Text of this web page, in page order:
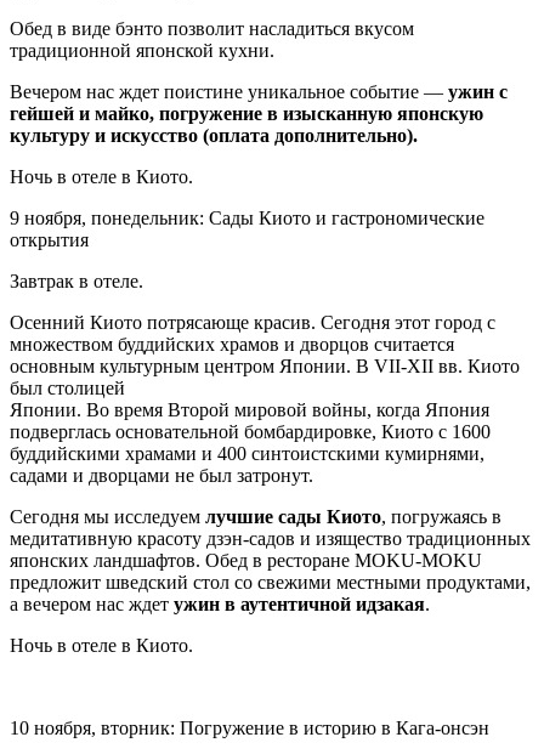
Обед в виде бэнто позволит насладиться вкусом
традиционной японской кухни.
Вечером нас ждет поистине уникальное событие — ужин с
гейшей и майко, погружение в изысканную японскую
культуру и искусство (оплата дополнительно).
Ночь в отеле в Киото.
9 ноября, понедельник: Сады Киото и гастрономические
открытия
Завтрак в отеле.
Осенний Киото потрясающе красив. Сегодня этот город с
множеством буддийских храмов и дворцов считается
основным культурным центром Японии. В VII-XII вв. Киото
был столицей
Японии. Во время Второй мировой войны, когда Япония
подверглась основательной бомбардировке, Киото с 1600
буддийскими храмами и 400 синтоистскими кумирнями,
садами и дворцами не был затронут.
Сегодня мы исследуем лучшие сады Киото, погружаясь в
медитативную красоту дзэн-садов и изящество традиционных
японских ландшафтов. Обед в ресторане MOKU-MOKU
предложит шведский стол со свежими местными продуктами,
а вечером нас ждет ужин в аутентичной идзакая.
Ночь в отеле в Киото.
10 ноября, вторник: Погружение в историю в Кага-онсэн